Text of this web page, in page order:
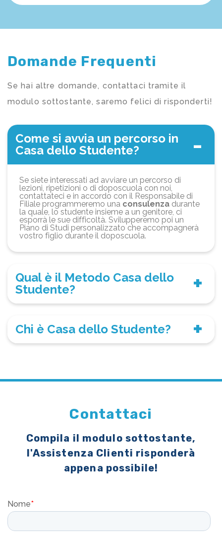
Domande Frequenti
Se hai altre domande, contattaci tramite il
modulo sottostante, saremo felici di risponderti!
Come si avvia un percorso in
Casa dello Studente?
Se siete interessati ad avviare un percorso di
lezioni, ripetizioni o di doposcuola con noi,
contattateci e in accordo con il Responsabile di
Filiale programmeremo una consulenza durante
la quale, lo studente insieme a un genitore, ci
esporrà le sue difficoltà. Svilupperemo poi un
Piano di Studi personalizzato che accompagnerà
vostro figlio durante il doposcuola.
Qual è il Metodo Casa dello
Studente?
Chi è Casa dello Studente?
Contattaci
Compila il modulo sottostante,
l'Assistenza Clienti risponderà
appena possibile!